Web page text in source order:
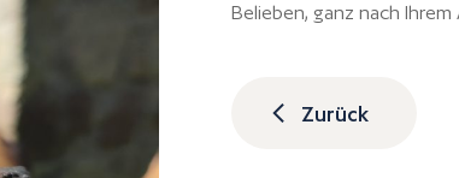
Belieben, ganz nach
Zurück